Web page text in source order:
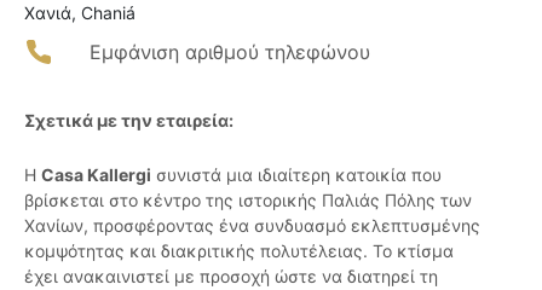
Χανιά, Chaniá
Εμφάνιση αριθμού τηλεφώνου
Σχετικά με την εταιρεία:
Η Casa Kallergi συνιστά μια ιδιαίτερη κατοικία που
βρίσκεται στο κέντρο της ιστορικής Παλιάς Πόλης των
Χανίων, προσφέροντας ένα συνδυασμό εκλεπτυσμένης
κομψότητας και διακριτικής πολυτέλειας. Το κτίσμα
έχει ανακαινιστεί με προσοχή ώστε να διατηρεί τη